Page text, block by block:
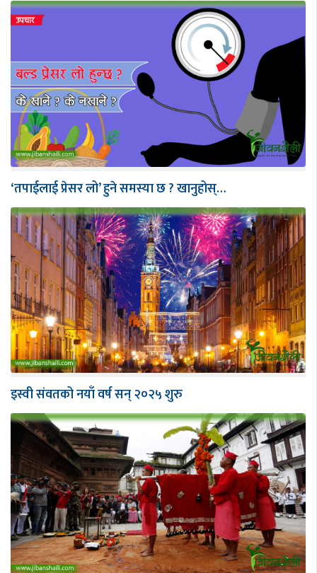
‘तपाईलाई प्रेसर लो’ हुने समस्या छ ? खानुहोस्…
इस्वी संवतको नयाँ वर्ष सन् २०२५ शुरु